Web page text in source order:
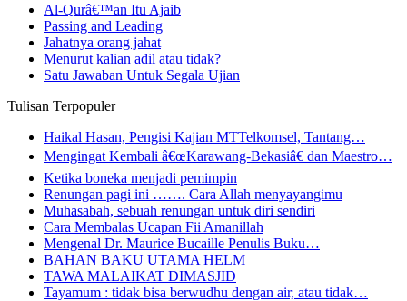
Al-Qurâ€™an Itu Ajaib
Passing and Leading
Jahatnya orang jahat
Menurut kalian adil atau tidak?
Satu Jawaban Untuk Segala Ujian
Tulisan Terpopuler
Haikal Hasan, Pengisi Kajian MTTelkomsel, Tantang…
Mengingat Kembali â€œKarawang-Bekasiâ€ dan Maestro…
Ketika boneka menjadi pemimpin
Renungan pagi ini ……. Cara Allah menyayangimu
Muhasabah, sebuah renungan untuk diri sendiri
Cara Membalas Ucapan Fii Amanillah
Mengenal Dr. Maurice Bucaille Penulis Buku…
BAHAN BAKU UTAMA HELM
TAWA MALAIKAT DIMASJID
Tayamum : tidak bisa berwudhu dengan air, atau tidak…